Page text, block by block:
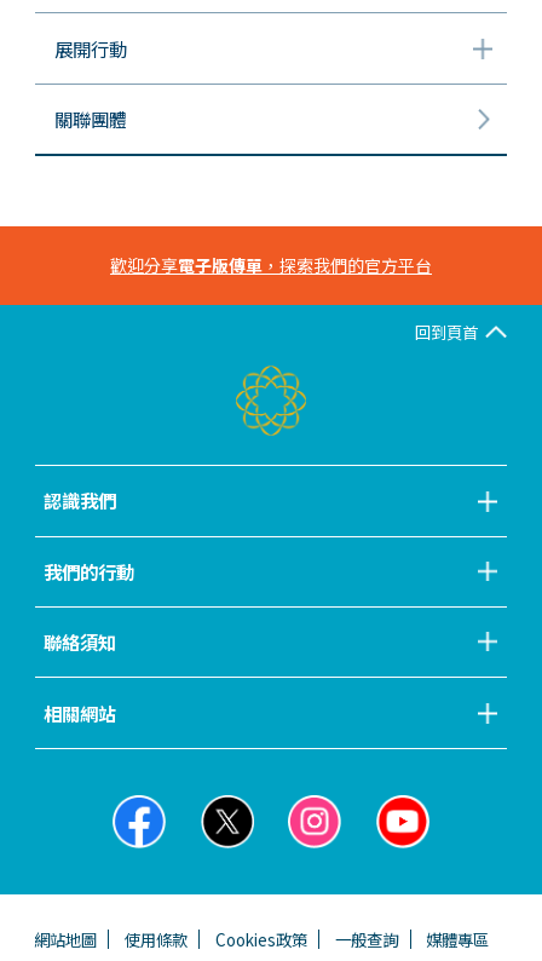
展開行動
關聯團體
歡迎分享電子版傳單 ，探索我們的官方平台
回到頁首
認識我們
我們的行動
聯絡須知
相關網站
網站地圖 使用條款 Cookies政策 一般查詢 媒體專區